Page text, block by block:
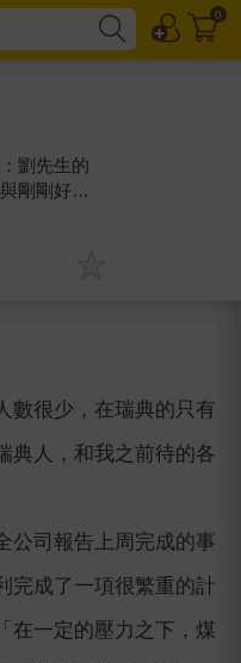
0
劉先生的
剛剛好文
數很少，在瑞典的只有
典人，和我之前待的各
公司報告上周完成的事
完成了一項很繁重的計
在一定的壓力之下，煤